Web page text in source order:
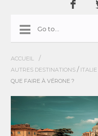
ACCUEIL /
AUTRES DESTINATIONS / ITALIE
QUE FAIRE À VÉRONE ?